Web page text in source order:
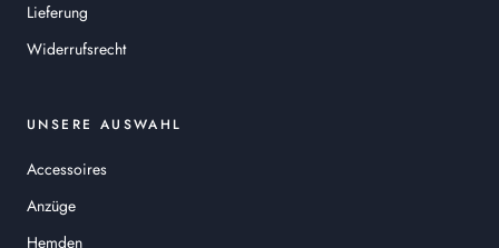
Lieferung
Widerrufsrecht
UNSERE AUSWAHL
Accessoires
Anzüge
Hemden